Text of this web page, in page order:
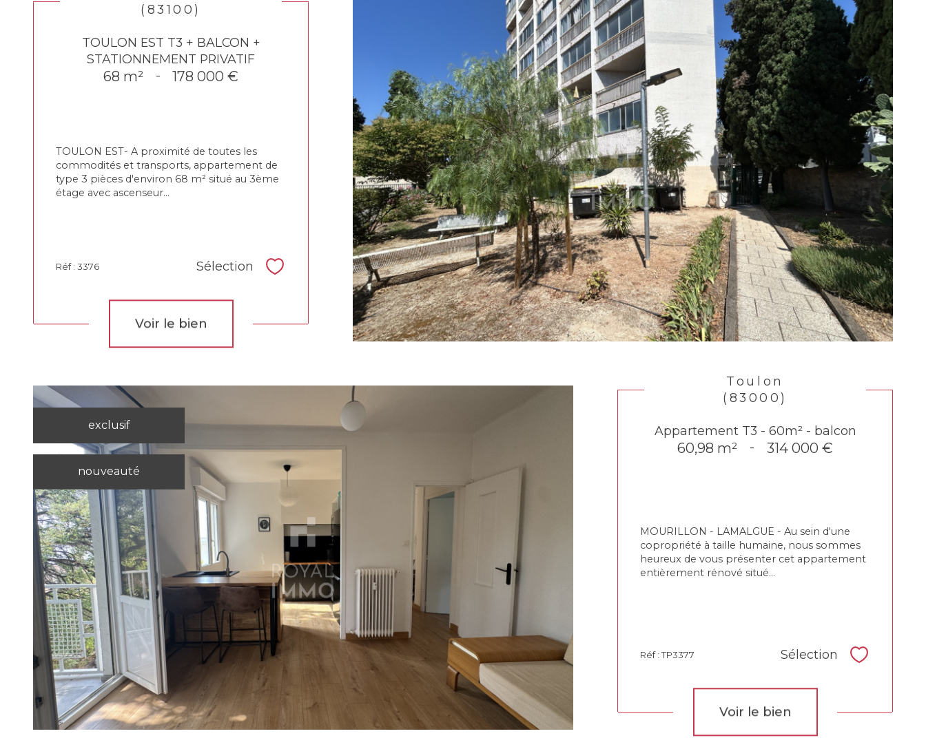
(83100)
TOULON EST T3 + BALCON +
STATIONNEMENT PRIVATIF
68 m² - 178 000 €
TOULON EST- A proximité de toutes les
commodités et transports, appartement de
type 3 pièces d'environ 68 m² situé au 3ème
étage avec ascenseur...
Réf : 3376 Sélection Sélectionner
Voir le bien
exclusif
nouveauté
Toulon
(83000)
Appartement T3 - 60m² - balcon
60,98 m² - 314 000 €
MOURILLON - LAMALGUE - Au sein d'une
copropriété à taille humaine, nous sommes
heureux de vous présenter cet appartement
entièrement rénové situé...
Réf : TP3377 Sélection
Voir le bien